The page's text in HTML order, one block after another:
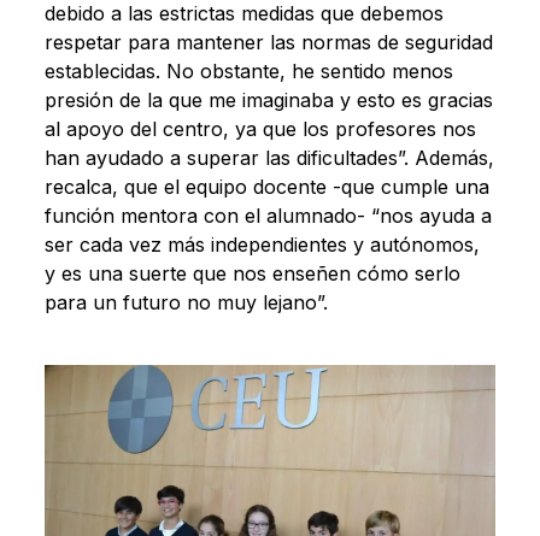
debido a las estrictas medidas que debemos
respetar para mantener las normas de seguridad
establecidas. No obstante, he sentido menos
presión de la que me imaginaba y esto es gracias
al apoyo del centro, ya que los profesores nos
han ayudado a superar las dificultades”. Además,
recalca, que el equipo docente -que cumple una
función mentora con el alumnado- “nos ayuda a
ser cada vez más independientes y autónomos,
y es una suerte que nos enseñen cómo serlo
para un futuro no muy lejano”.